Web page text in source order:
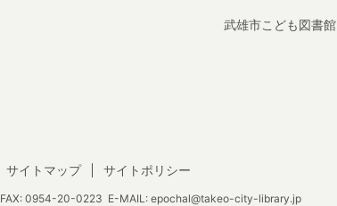
武雄市こども図書館
FAX: 0954-20-0223 E-MAIL: epochal@takeo-city-library.jp
サイトマップ サイトポリシー